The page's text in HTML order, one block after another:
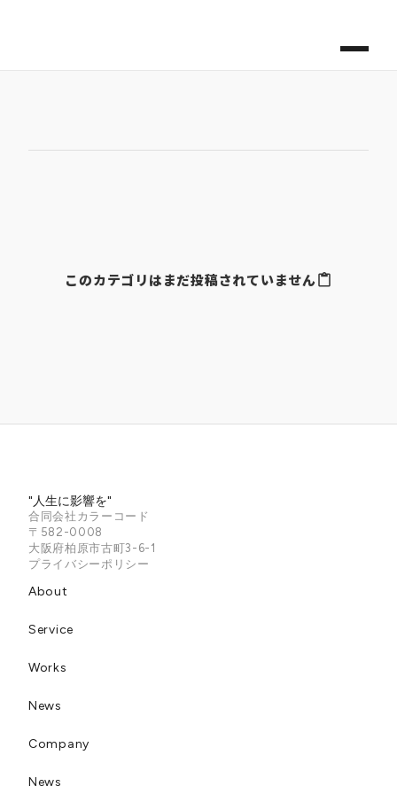
このカテゴリはまだ投稿されていませんcontent_paste
"人生に影響を"
合同会社カラーコード
〒582-0008
大阪府柏原市古町3-6-1
プライバシーポリシー
About
Service
Works
News
Company
News